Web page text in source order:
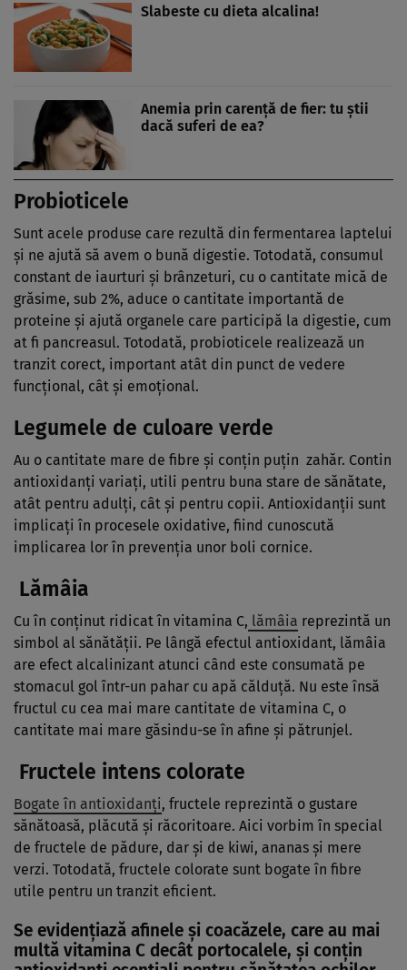
Slabeste cu dieta alcalina!
Anemia prin carenţă de fier: tu ştii
dacă suferi de ea?
Probioticele
Sunt acele produse care rezultă din fermentarea laptelui
şi ne ajută să avem o bună digestie. Totodată, consumul
constant de iaurturi şi brânzeturi, cu o cantitate mică de
grăsime, sub 2%, aduce o cantitate importantă de
proteine şi ajută organele care participă la digestie, cum
at fi pancreasul. Totodată, probioticele realizează un
tranzit corect, important atât din punct de vedere
funcţional, cât şi emoţional.
Legumele de culoare verde
Au o cantitate mare de fibre şi conţin puţin zahăr. Contin
antioxidanţi variaţi, utili pentru buna stare de sănătate,
atât pentru adulţi, cât şi pentru copii. Antioxidanţii sunt
implicaţi în procesele oxidative, fiind cunoscută
implicarea lor în prevenţia unor boli cornice.
Lămâia
Cu în conţinut ridicat în vitamina C, lămâia reprezintă un
simbol al sănătăţii. Pe lângă efectul antioxidant, lămâia
are efect alcalinizant atunci când este consumată pe
stomacul gol într-un pahar cu apă călduţă. Nu este însă
fructul cu cea mai mare cantitate de vitamina C, o
cantitate mai mare găsindu-se în afine şi pătrunjel.
Fructele intens colorate
Bogate în antioxidanţi, fructele reprezintă o gustare
sănătoasă, plăcută şi răcoritoare. Aici vorbim în special
de fructele de pădure, dar şi de kiwi, ananas şi mere
verzi. Totodată, fructele colorate sunt bogate în fibre
utile pentru un tranzit eficient.
Se evidenţiază afinele şi coacăzele, care au mai
multă vitamina C decât portocalele, şi conţin